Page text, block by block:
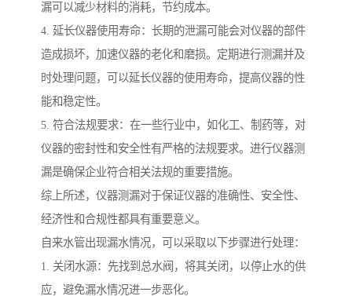
漏可以减少材料的消耗，节约成本。
4. 延长仪器使用寿命：长期的泄漏可能会对仪器的部件
造成损坏，加速仪器的老化和磨损。定期进行测漏并及
时处理问题，可以延长仪器的使用寿命，提高仪器的性
能和稳定性。
5. 符合法规要求：在一些行业中，如化工、制药等，对
仪器的密封性和安全性有严格的法规要求。进行仪器测
漏是确保企业符合相关法规的重要措施。
综上所述，仪器测漏对于保证仪器的准确性、安全性、
经济性和合规性都具有重要意义。
自来水管出现漏水情况，可以采取以下步骤进行处理：
1. 关闭水源：先找到总水阀，将其关闭，以停止水的供
应，避免漏水情况进一步恶化。